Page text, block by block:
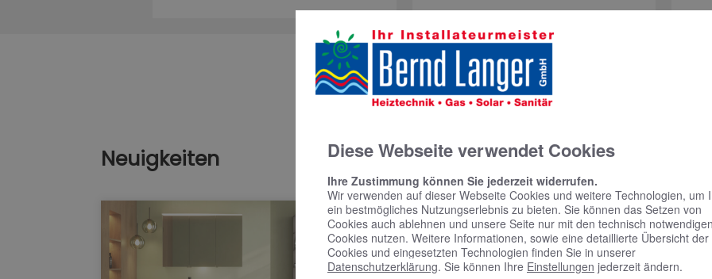
Neuigkeiten Diese Webseite verwendet Cookies
Ihre Zustimmung können Sie jederzeit widerrufen.
Wir verwenden auf dieser Webseite Cookies und weitere Technologien, um
ein bestmögliches Nutzungserlebnis zu bieten. Sie können das Setzen von
Cookies auch ablehnen und unsere Seite nur mit den technisch notwendigen
Cookies nutzen. Weitere Informationen, sowie eine detaillierte Übersicht der
Cookies und eingesetzten Technologien finden Sie in unserer
Datenschutzerklärung. Sie können Ihre Einstellungen jederzeit ändern.